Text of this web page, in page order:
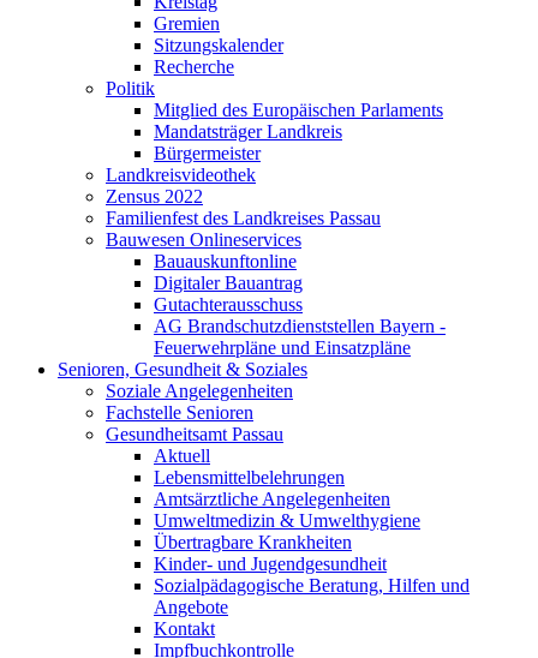
Gremien
Sitzungskalender
Recherche
Politik
Mitglied des Europäischen Parlaments
Mandatsträger Landkreis
Bürgermeister
Landkreisvideothek
Zensus 2022
Familienfest des Landkreises Passau
Bauwesen Onlineservices
Bauauskunftonline
Digitaler Bauantrag
Gutachterausschuss
AG Brandschutzdienststellen Bayern -
Feuerwehrpläne und Einsatzpläne
Senioren, Gesundheit & Soziales
Soziale Angelegenheiten
Fachstelle Senioren
Gesundheitsamt Passau
Aktuell
Lebensmittelbelehrungen
Amtsärztliche Angelegenheiten
Umweltmedizin & Umwelthygiene
Übertragbare Krankheiten
Kinder- und Jugendgesundheit
Sozialpädagogische Beratung, Hilfen und
Angebote
Kontakt
Impfbuchkontrolle